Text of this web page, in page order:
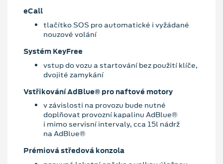
eCall
tlačítko SOS pro automatické i vyžádané
nouzové volání
Systém KeyFree
vstup do vozu a startování bez použití klíče,
dvojité zamykání
Vstřikování AdBlue® pro naftové motory
v závislosti na provozu bude nutné
doplňovat provozní kapalinu AdBlue®
i mimo servisní intervaly, cca 15l nádrž
na AdBlue®
Prémiová středová konzola